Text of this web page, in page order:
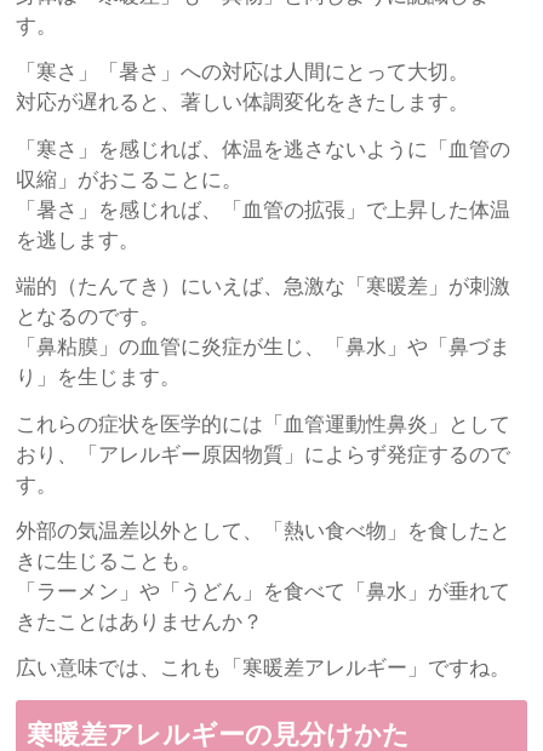
す。
「寒さ」「暑さ」への対応は人間にとって大切。
対応が遅れると、著しい体調変化をきたします。
「寒さ」を感じれば、体温を逃さないように「血管の
収縮」がおこることに。
「暑さ」を感じれば、「血管の拡張」で上昇した体温
を逃します。
端的（たんてき）にいえば、急激な「寒暖差」が刺激
となるのです。
「鼻粘膜」の血管に炎症が生じ、「鼻水」や「鼻づま
り」を生じます。
これらの症状を医学的には「血管運動性鼻炎」として
おり、「アレルギー原因物質」によらず発症するので
す。
外部の気温差以外として、「熱い食べ物」を食したと
きに生じることも。
「ラーメン」や「うどん」を食べて「鼻水」が垂れて
きたことはありませんか？
広い意味では、これも「寒暖差アレルギー」ですね。
寒暖差アレルギーの見分けかた